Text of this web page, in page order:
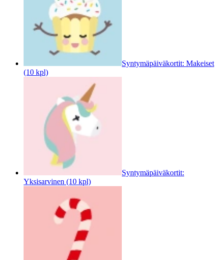
Syntymäpäiväkortit: Makeiset
(10 kpl)
Syntymäpäiväkortit:
Yksisarvinen (10 kpl)